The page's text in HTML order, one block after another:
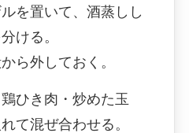
を置いて、酒蒸しし
ける。
ら外しておく。
ひき肉・炒めた玉
て混ぜ合わせる。